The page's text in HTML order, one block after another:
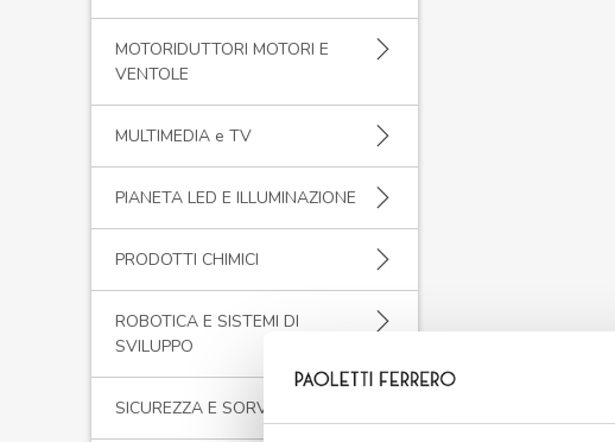
MOTORIDUTTORI MOTORI E
VENTOLE
MULTIMEDIA e TV
PIANETA LED E ILLUMINAZIONE
PRODOTTI CHIMICI
ROBOTICA E SISTEMI DI
SVILUPPO
SICUREZZA E SORVEGLIANZA